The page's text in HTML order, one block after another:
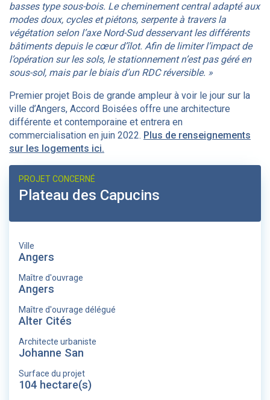
basses type sous-bois. Le cheminement central adapté aux
modes doux, cycles et piétons, serpente à travers la
végétation selon l’axe Nord-Sud desservant les différents
bâtiments depuis le cœur d’îlot. Afin de limiter l’impact de
l’opération sur les sols, le stationnement n’est pas géré en
sous-sol, mais par le biais d’un RDC réversible. »
Premier projet Bois de grande ampleur à voir le jour sur la
ville d’Angers, Accord Boisées offre une architecture
différente et contemporaine et entrera en
commercialisation en juin 2022. Plus de renseignements
sur les logements ici.
PROJET CONCERNÉ
Plateau des Capucins
Ville
Angers
Maître d'ouvrage
Angers
Maître d'ouvrage délégué
Alter Cités
Architecte urbaniste
Johanne San
Surface du projet
104 hectare(s)